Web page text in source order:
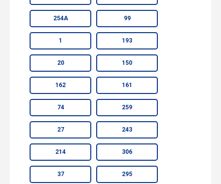
254А 99
1 193
20 150
162 161
74 259
27 243
214 306
37 295